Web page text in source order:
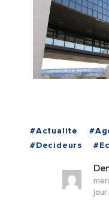
#Actualite
#Decideurs
jour